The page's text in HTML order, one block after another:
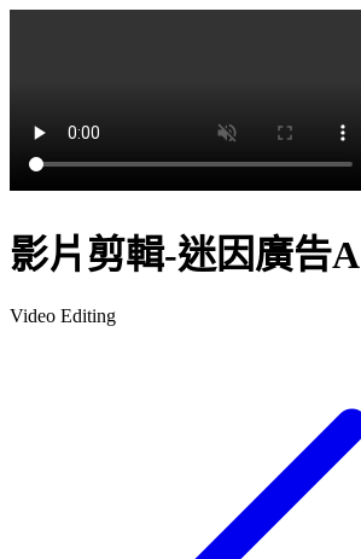
影片剪輯-迷因廣告A
Video Editing